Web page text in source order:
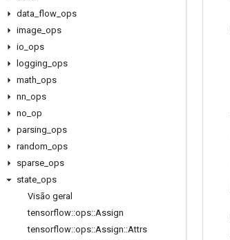
data flow ops
image ops
io ops
logging ops
math ops
nn ops
no op
parsing ops
random ops
sparse ops
state ops
Visão geral
tensorflow::ops::Assign
tensorflow::ops::Assign::Attrs